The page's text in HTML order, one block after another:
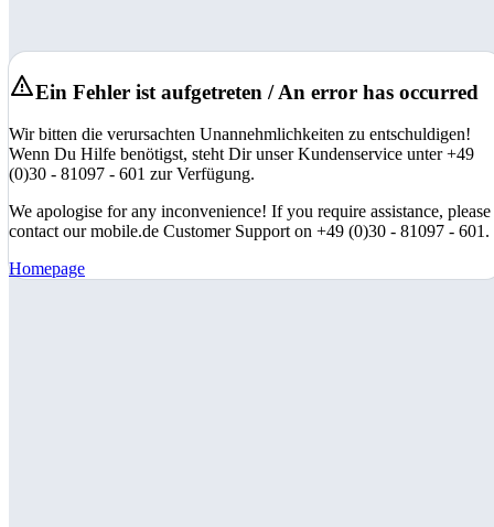
Ein Fehler ist aufgetreten / An error has occurred
Wir bitten die verursachten Unannehmlichkeiten zu entschuldigen!
Wenn Du Hilfe benötigst, steht Dir unser Kundenservice unter +49
(0)30 - 81097 - 601 zur Verfügung.
We apologise for any inconvenience! If you require assistance, please
contact our mobile.de Customer Support on +49 (0)30 - 81097 - 601.
Homepage